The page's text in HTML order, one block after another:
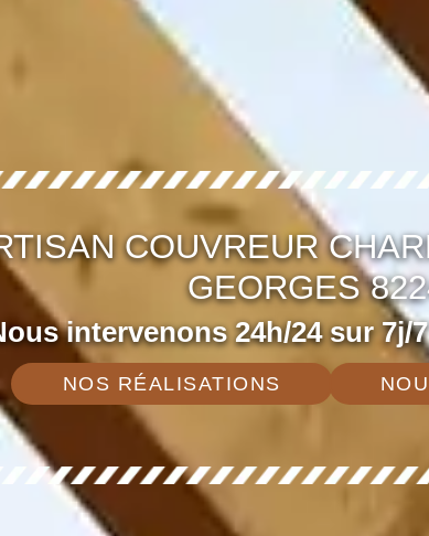
COUVREUR
GEORGES
intervenons 24h/24 sur 7j/
NOS RÉALISATIONS